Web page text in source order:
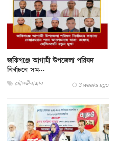
জকিগঞ্জে আগামী উপজেলা পরিষদ
নির্বাচনে সম...
মৌলভীবাজার 3 weeks ago